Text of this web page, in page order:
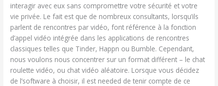
interagir avec eux sans compromettre votre sécurité et votre
vie privée. Le fait est que de nombreux consultants, lorsqu’ils
parlent de rencontres par vidéo, font référence à la fonction
d’appel vidéo intégrée dans les applications de rencontres
classiques telles que Tinder, Happn ou Bumble. Cependant,
nous voulons nous concentrer sur un format différent – le chat
roulette vidéo, ou chat vidéo aléatoire. Lorsque vous décidez
de l’software à choisir, il est needed de tenir compte de ce